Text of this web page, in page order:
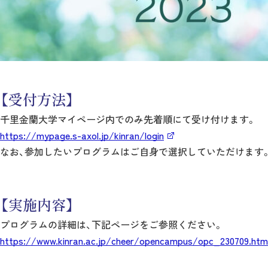
【受付方法】
千里金蘭大学マイページ内でのみ先着順にて受け付けます。
https://mypage.s-axol.jp/kinran/login
なお、参加したいプログラムはご自身で選択していただけます
【実施内容】
プログラムの詳細は、下記ページをご参照ください。
https://www.kinran.ac.jp/cheer/opencampus/